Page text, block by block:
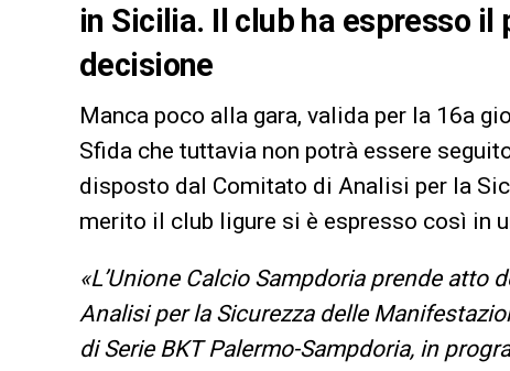
in Sicilia. Il club ha espresso
decisione
Manca poco alla gara, valida per la 16a
Sfida che tuttavia non potrà essere
disposto dal Comitato di Analisi per la
merito il club ligure si è espresso così in
«L’Unione Calcio Sampdoria prende
Analisi per la Sicurezza delle
di Serie BKT Palermo-Sampdoria, in